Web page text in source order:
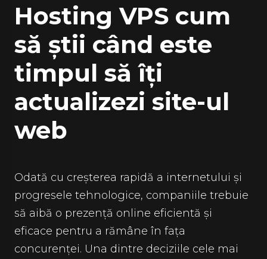
Hosting VPS cum
să știi când este
timpul să îți
actualizezi site-ul
web
Odată cu creșterea rapidă a internetului și
progresele tehnologice, companiile trebuie
să aibă o prezență online eficientă și
eficace pentru a rămâne în fața
concurenței. Una dintre deciziile cele mai